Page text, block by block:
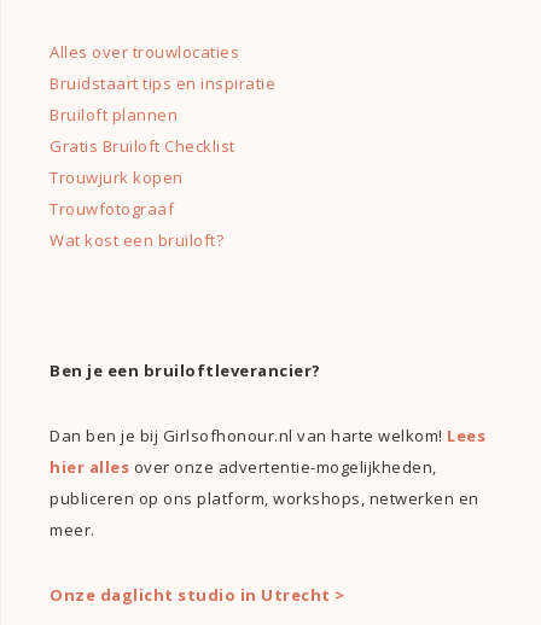
Alles over trouwlocaties
Bruidstaart tips en inspiratie
Bruiloft plannen
Gratis Bruiloft Checklist
Trouwjurk kopen
Trouwfotograaf
Wat kost een bruiloft?
Ben je een bruiloftleverancier?
Dan ben je bij Girlsofhonour.nl van harte welkom! Lees
hier alles over onze advertentie-mogelijkheden,
publiceren op ons platform, workshops, netwerken en
meer.
Onze daglicht studio in Utrecht >